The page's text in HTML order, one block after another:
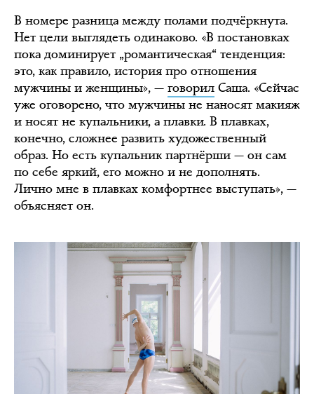
В номере разница между полами подчёркнута.
Нет цели выглядеть одинаково. «В постановках
пока доминирует „романтическая“ тенденция:
это, как правило, история про отношения
мужчины и женщины», — говорил Саша. «Сейчас
уже оговорено, что мужчины не наносят макияж
и носят не купальники, а плавки. В плавках,
конечно, сложнее развить художественный
образ. Но есть купальник партнёрши — он сам
по себе яркий, его можно и не дополнять.
Лично мне в плавках комфортнее выступать», —
объясняет он.